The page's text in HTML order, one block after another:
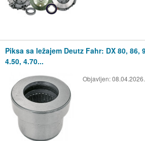
Piksa sa ležajem Deutz Fahr: DX 80, 86,
4.50, 4.70...
Objavljen:08.04.2026.